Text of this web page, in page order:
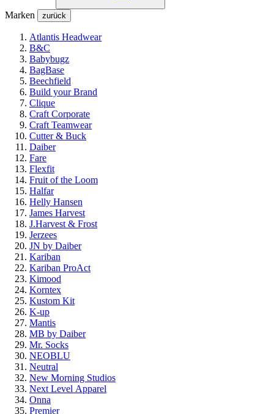
Marken zurück
Atlantis Headwear
B&C
Babybugz
BagBase
Beechfield
Build your Brand
Clique
Craft Corporate
Craft Teamwear
Cutter & Buck
Daiber
Fare
Flexfit
Fruit of the Loom
Halfar
Helly Hansen
James Harvest
J.Harvest & Frost
Jerzees
JN by Daiber
Kariban
Kariban ProAct
Kimood
Korntex
Kustom Kit
K-up
Mantis
MB by Daiber
Mr. Socks
NEOBLU
Neutral
New Morning Studios
Next Level Apparel
Onna
Premier